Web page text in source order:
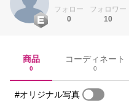
フォロー
0
フォロワー
10
商品
0
コーディネート
0
#オリジナル写真